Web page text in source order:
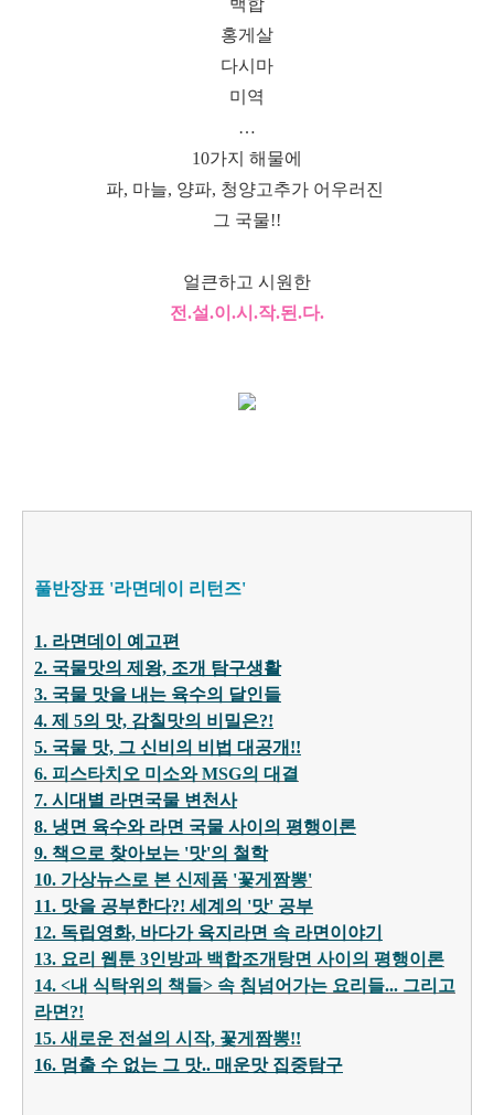
백합
홍게살
다시마
미역
…
10가지 해물에
파, 마늘, 양파, 청양고추가 어우러진
그 국물!!
얼큰하고 시원한
전.설.이.시.작.된.다.
풀반장표 '라면데이 리턴즈'
1. 라면데이 예고편
2. 국물맛의 제왕, 조개 탐구생활
3. 국물 맛을 내는 육수의 달인들
4. 제 5의 맛, 감칠맛의 비밀은?!
5. 국물 맛, 그 신비의 비법 대 공개!!
6. 피스타치오 미소와 MSG의 대결
7. 시대별 라면국물 변천사
8. 냉면 육수와 라면 국물 사이의 평행이론
9. 책으로 찾아보는 '맛'의 철학
10. 가상뉴스로 본 신제품 '꽃게짬뽕'
11. 맛을 공부한다?! 세계의 '맛' 공부
12. 독립영화, 바다가 육지라면 속 라면이야기
13. 요리 웹툰 3인방과 백합조개탕면 사이의 평행이론
14. <내 식탁위의 책들> 속 침넘어가는 요리들... 그리고
라면?!
15. 새로운 전설의 시작, 꽃게짬뽕!!
16. 멈출 수 없는 그 맛.. 매운맛 집중탐구